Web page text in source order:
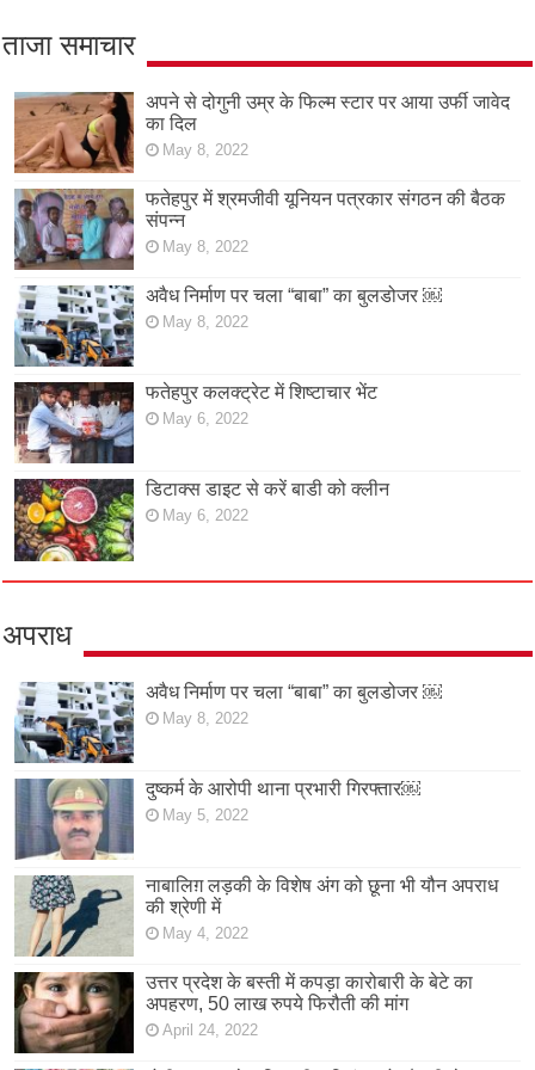
ताजा समाचार
अपने से दोगुनी उम्र के फिल्म स्टार पर आया उर्फी जावेद
का दिल
May 8, 2022
फतेहपुर में श्रमजीवी यूनियन पत्रकार संगठन की बैठक
संपन्न
May 8, 2022
अवैध निर्माण पर चला “बाबा” का बुलडोजर ￼
May 8, 2022
फतेहपुर कलक्ट्रेट में शिष्टाचार भेंट
May 6, 2022
डिटाक्स डाइट से करें बाडी को क्लीन
May 6, 2022
अपराध
अवैध निर्माण पर चला “बाबा” का बुलडोजर ￼
May 8, 2022
दुष्कर्म के आरोपी थाना प्रभारी गिरफ्तार￼
May 5, 2022
नाबालिग़ लड़की के विशेष अंग को छूना भी यौन अपराध
की श्रेणी में
May 4, 2022
उत्तर प्रदेश के बस्ती में कपड़ा कारोबारी के बेटे का
अपहरण, 50 लाख रुपये फिरौती की मांग
April 24, 2022